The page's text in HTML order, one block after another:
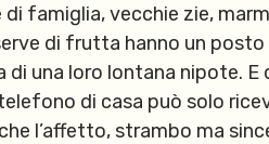
famiglia, vecchie zie,
di frutta hanno un
di una loro lontana nipote.
di casa può solo
l’affetto, strambo ma